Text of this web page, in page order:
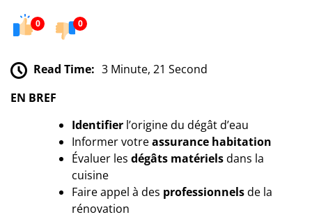
0 0
Read Time: 3 Minute, 21 Second
EN BREF
Identifier l’origine du dégât d’eau
Informer votreassurance habitation
Évaluer les dégâts matérielsdans la
cuisine
Faire appel à des professionnelsde la
rénovation